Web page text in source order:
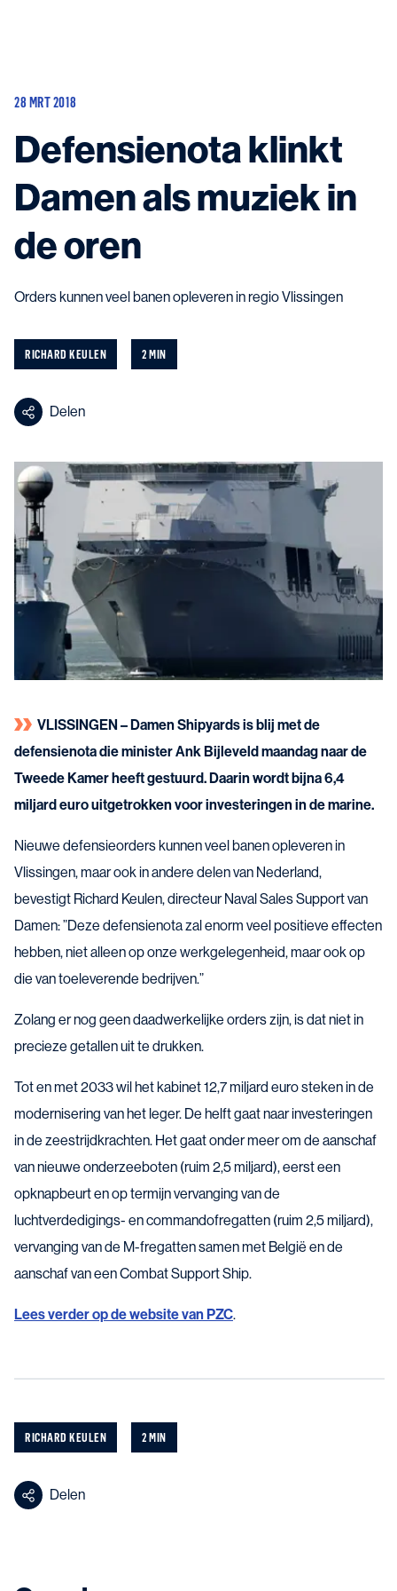
Aanbouw en update
Contact
Neem contact met ons op
28 MRT 2018
Defensienota klinkt
Damen als muziek in
de oren
Orders kunnen veel banen opleveren in regio Vlissingen
RICHARD KEULEN 2 MIN
Delen
VLISSINGEN – Damen Shipyards is blij met de
defensienota die minister Ank Bijleveld maandag naar de
Tweede Kamer heeft gestuurd. Daarin wordt bijna 6,4
miljard euro uitgetrokken voor investeringen in de marine.
Nieuwe defensieorders kunnen veel banen opleveren in
Vlissingen, maar ook in andere delen van Nederland,
bevestigt Richard Keulen, directeur Naval Sales Support van
Damen: ”Deze defensienota zal enorm veel positieve effecten
hebben, niet alleen op onze werkgelegenheid, maar ook op
die van toeleverende bedrijven.”
Zolang er nog geen daadwerkelijke orders zijn, is dat niet in
precieze getallen uit te drukken.
Tot en met 2033 wil het kabinet 12,7 miljard euro steken in de
modernisering van het leger. De helft gaat naar investeringen
in de zeestrijdkrachten. Het gaat onder meer om de aanschaf
van nieuwe onderzeeboten (ruim 2,5 miljard), eerst een
opknapbeurt en op termijn vervanging van de
luchtverdedigings- en commandofregatten (ruim 2,5 miljard),
vervanging van de M-fregatten samen met België en de
aanschaf van een Combat Support Ship.
Lees verder op de website van PZC.
RICHARD KEULEN 2 MIN
Delen